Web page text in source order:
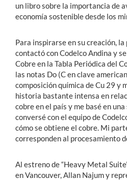
un libro sobre la importancia de
economía sostenible desde los
Para inspirarse en su creación,
contactó con Codelco Andina y
Cobre en la Tabla Periódica del
las notas Do (C en clave
composición química de Cu 29 y
historia bastante intensa en
cobre en el país y me basé en
conversé con el equipo de
cómo se obtiene el cobre. Mi
corresponden al procesamiento
Al estreno de “Heavy Metal
en Vancouver, Allan Najum y